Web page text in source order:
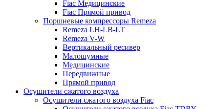
Fiac Медицинские
Fiac Прямой привод
Поршневые компрессоры Remeza
Remeza LH-LB-LT
Remeza V-W
Вертикальный ресивер
Малошумные
Медицинские
Передвижные
Прямой привод
Осушители сжатого воздуха
Осушители сжатого воздуха Fiac